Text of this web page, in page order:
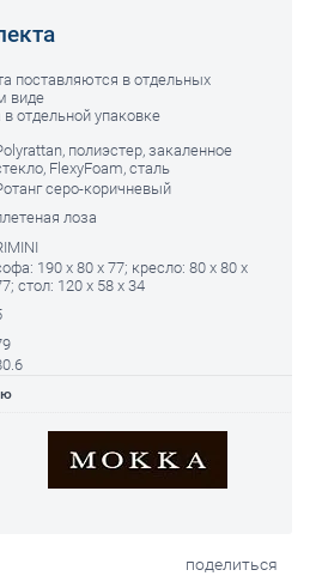
поставляются в отдельных
виде
отдельной упаковке
полиэстер, закаленное
FlexyFoam, сталь
серо-коричневый
лоза
190 х 80 х 77; кресло: 80 х 80 х
стол: 120 х 58 х 34
поделиться